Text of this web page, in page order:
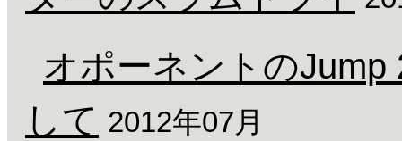
オポーネントのJump
して 2012年07月